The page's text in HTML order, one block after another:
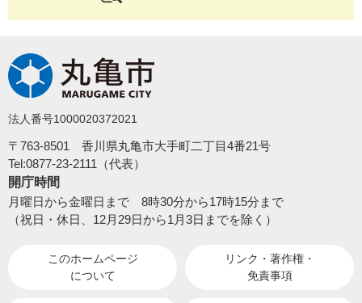
法人番号1000020372021
〒763-8501 香川県丸亀市大手町二丁目4番21号
Tel:0877-23-2111（代表）
開庁時間
月曜日から金曜日まで 8時30分から17時15分まで
（祝日・休日、12月29日から1月3日までを除く）
このホームページ
について
リンク・著作権・
免責事項